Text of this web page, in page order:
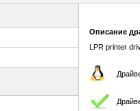
Описание
LPR printer